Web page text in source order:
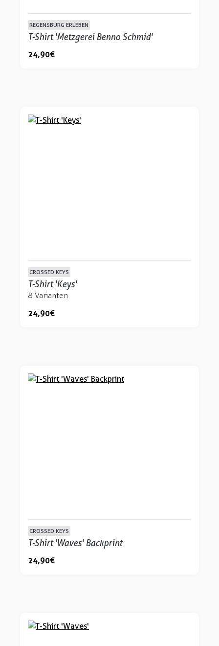
REGENSBURG ERLEBEN
T-Shirt 'Metzgerei Benno Schmid'
24,90 €
CROSSED KEYS
T-Shirt 'Keys'
8 Varianten
24,90 €
CROSSED KEYS
T-Shirt 'Waves' Backprint
24,90 €